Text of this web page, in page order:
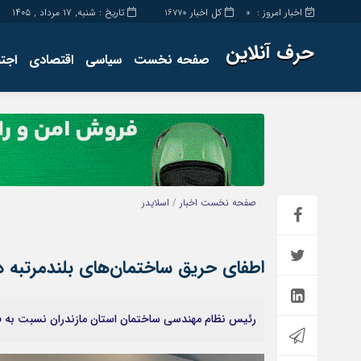
کل اخبار 16770 اخبار امروز : 0 تاریخ : شنبه, ۱۷ مرداد , ۱۴۰۵
حرف آنلاین صفحه نخست سیاسی اقتصادی
صفحه نخست اخبار / اسلایدر
اطفای حریق ساختمان‌های بلندمرتبه
رئیس نظام مهندسی ساختمان استان مازندران نسبت به